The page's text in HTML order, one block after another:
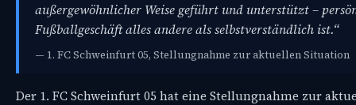
außergewöhnlicher Weise geführt und unterstützt –
Fußballgeschäft alles andere als selbstverständlich ist.“
— 1. FC Schweinfurt 05, Stellungnahme zur aktuellen Situation
Der 1. FC Schweinfurt 05 hat eine Stellungnahme zur